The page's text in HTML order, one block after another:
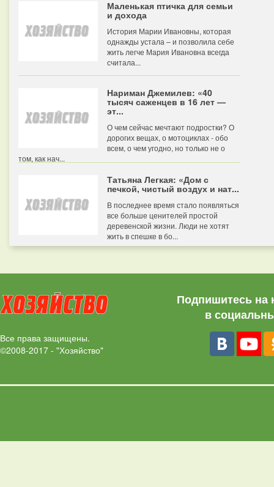
Маленькая птичка для семьи
и дохода
История Марии Ивановны, которая
однажды устала – и позволила себе
жить легче Мария Ивановна всегда
считала...
Нариман Джемилев: «40
тысяч саженцев в 16 лет —
эт...
О чем сейчас мечтают подростки? О
дорогих вещах, о мотоциклах - обо
всем, о чем угодно, но только не о
том, как нач...
Татьяна Легкая: «Дом с
печкой, чистый воздух и нат...
В последнее время стало появляться
все больше ценителей простой
деревенской жизни. Люди не хотят
жить в спешке в бо...
Все права защищены.
©2008-2017 - "Хозяйство"
Подпишитесь на
в